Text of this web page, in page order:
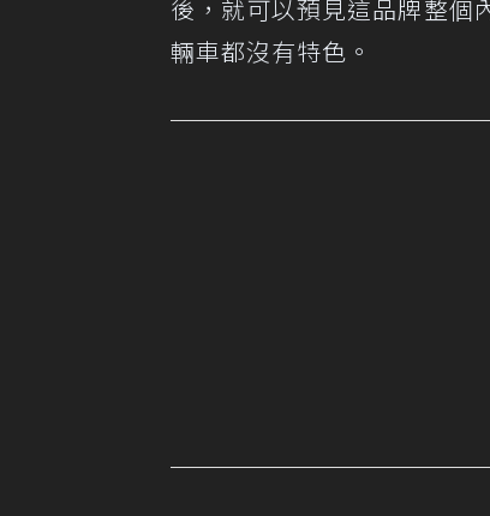
後，就可以預見這品牌整個
輛車都沒有特色。